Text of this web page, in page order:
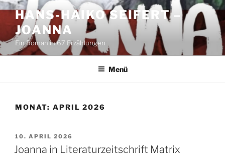
Zum
Inhalt
springen
HANS-HAIKO SEIFERT –
JOANNA
Ein Roman in 67 Erzählungen
Menü
MONAT: APRIL 2026
VERÖFFENTLICHT
AM
10. APRIL 2026
Joanna in Literaturzeitschrift Matrix